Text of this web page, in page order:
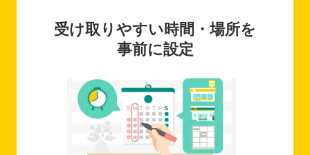
受け取りやすい時間・場所を
事前に設定